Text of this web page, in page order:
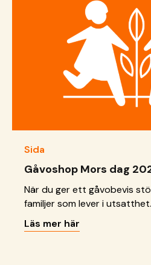
Sida
Gåvoshop Mors dag
När du ger ett gåvobevis
familjer som lever i
ett gåvobevis i bröllopsgåva,
födelsedagspresent!
Läs mer här